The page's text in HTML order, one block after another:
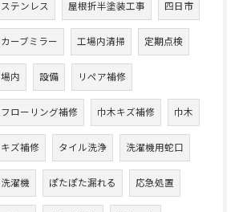
ステンレス 屋根折半塗装工事 四日市
カーブミラー 工場内清掃 定期点検
場内 設備 リペア補修
フローリング補修 巾木キズ補修 巾木
キズ補修 タイル洗浄 洗濯機用蛇口
洗濯機 ぽたぽた漏れる 応急処置